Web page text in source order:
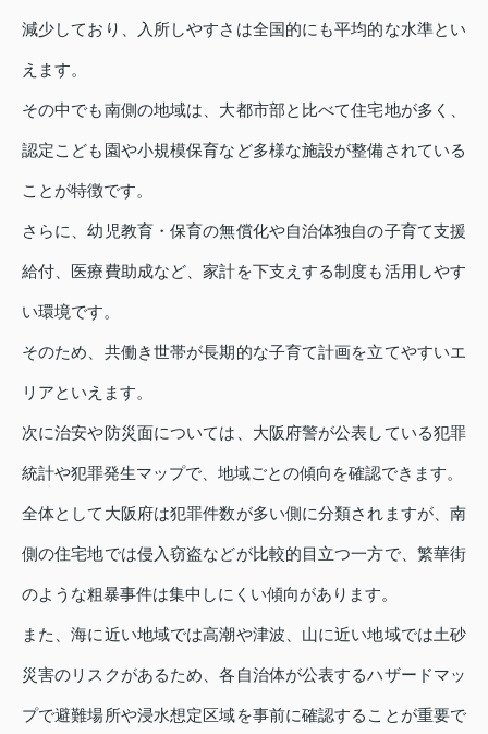
減少しており、入所しやすさは全国的にも平均的な水準とい
えます。
その中でも南側の地域は、大都市部と比べて住宅地が多く、
認定こども園や小規模保育など多様な施設が整備されている
ことが特徴です。
さらに、幼児教育・保育の無償化や自治体独自の子育て支援
給付、医療費助成など、家計を下支えする制度も活用しやす
い環境です。
そのため、共働き世帯が長期的な子育て計画を立てやすいエ
リアといえます。
次に治安や防災面については、大阪府警が公表している犯罪
統計や犯罪発生マップで、地域ごとの傾向を確認できます。
全体として大阪府は犯罪件数が多い側に分類されますが、南
側の住宅地では侵入窃盗などが比較的目立つ一方で、繁華街
のような粗暴事件は集中しにくい傾向があります。
また、海に近い地域では高潮や津波、山に近い地域では土砂
災害のリスクがあるため、各自治体が公表するハザードマッ
プで避難場所や浸水想定区域を事前に確認することが重要で